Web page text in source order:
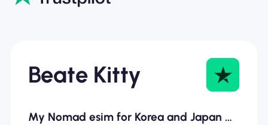
Beate Kitty
My Nomad esim for Korea and Japan was…